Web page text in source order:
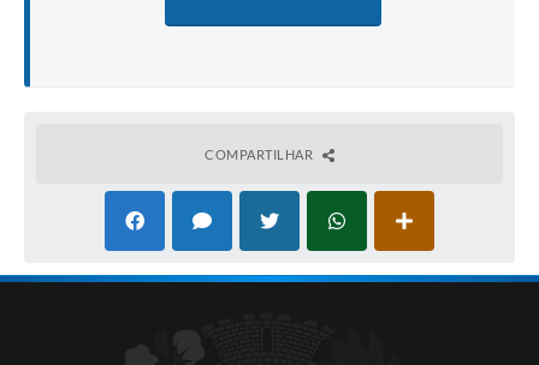
COMPARTILHAR